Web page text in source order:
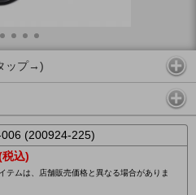
ップ→)
(200924-225)
込)
テムは、店舗販売価格と異なる場合がありま